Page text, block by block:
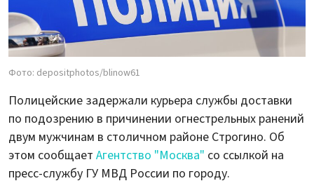
Фото: depositphotos/blinow61
Полицейские задержали курьера службы доставки
по подозрению в причинении огнестрельных ранений
двум мужчинам в столичном районе Строгино. Об
этом сообщает Агентство "Москва" со ссылкой на
пресс-службу ГУ МВД России по городу.